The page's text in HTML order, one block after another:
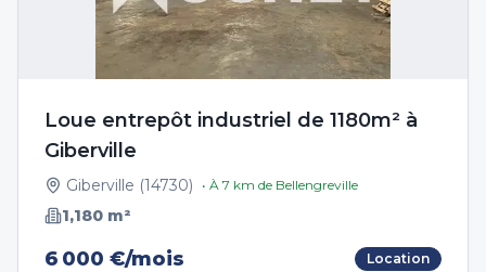
Loue entrepôt industriel de 1180m² à
Giberville
Giberville (14730) • À 7 km de Bellengreville
1,180 m²
6 000 €/mois Location